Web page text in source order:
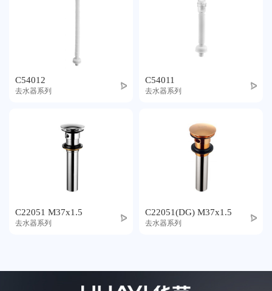
C54012
去水器系列
C54011
去水器系列
C22051 M37x1.5
去水器系列
C22051(DG) M37x1.5
去水器系列